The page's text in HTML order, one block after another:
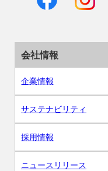
会社情報
企業情報
サステナビリティ
採用情報
ニュースリリース